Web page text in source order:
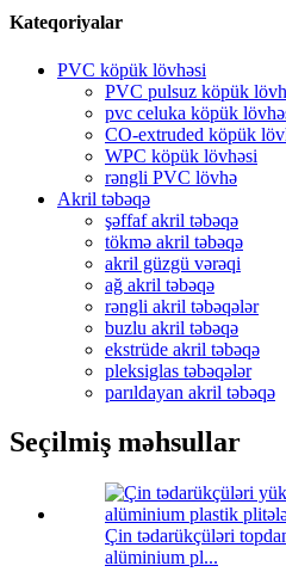
Kateqoriyalar
PVC köpük lövhəsi
PVC pulsuz köpük
pvc celuka köpük
CO-extruded köpük
WPC köpük lövhəsi
rəngli PVC lövhə
Akril təbəqə
şəffaf akril təbəqə
tökmə akril təbəqə
akril güzgü vərəqi
ağ akril təbəqə
rəngli akril təbəqələr
buzlu akril təbəqə
ekstrüde akril təbəqə
pleksiglas təbəqələr
parıldayan akril təbəqə
Seçilmiş məhsullar
Çin tədarükçüləri
alüminium pl...